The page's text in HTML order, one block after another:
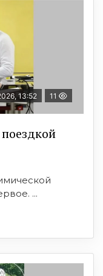
13:52 11
...